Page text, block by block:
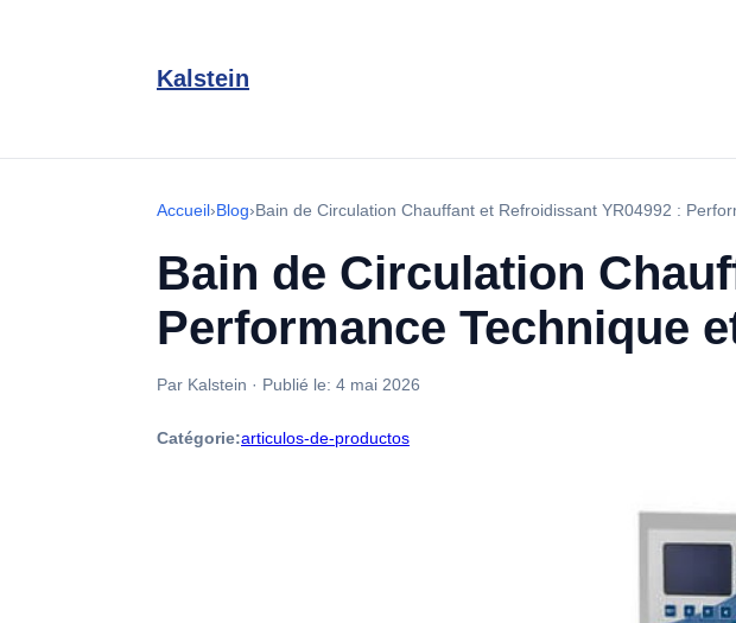
Kalstein
Accueil›Blog›Bain de Circulation Chauffant et Refroidissant YR04992 :
Bain de Circulation
Performance Technique
Par Kalstein · Publié le: 4 mai 2026
Catégorie:articulos-de-productos